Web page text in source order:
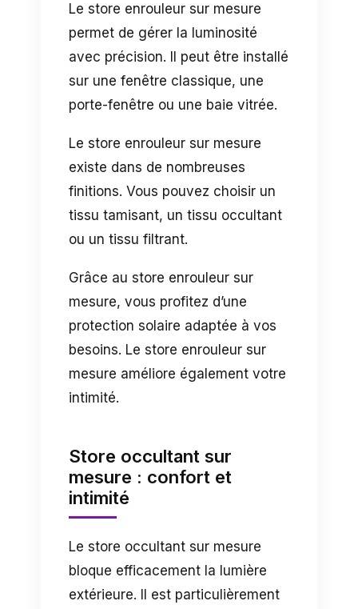
Le store enrouleur sur mesure
permet de gérer la luminosité
avec précision. Il peut être installé
sur une fenêtre classique, une
porte-fenêtre ou une baie vitrée.
Le store enrouleur sur mesure
existe dans de nombreuses
finitions. Vous pouvez choisir un
tissu tamisant, un tissu occultant
ou un tissu filtrant.
Grâce au store enrouleur sur
mesure, vous profitez d’une
protection solaire adaptée à vos
besoins. Le store enrouleur sur
mesure améliore également votre
intimité.
Store occultant sur
mesure : confort et
intimité
Le store occultant sur mesure
bloque efficacement la lumière
extérieure. Il est particulièrement